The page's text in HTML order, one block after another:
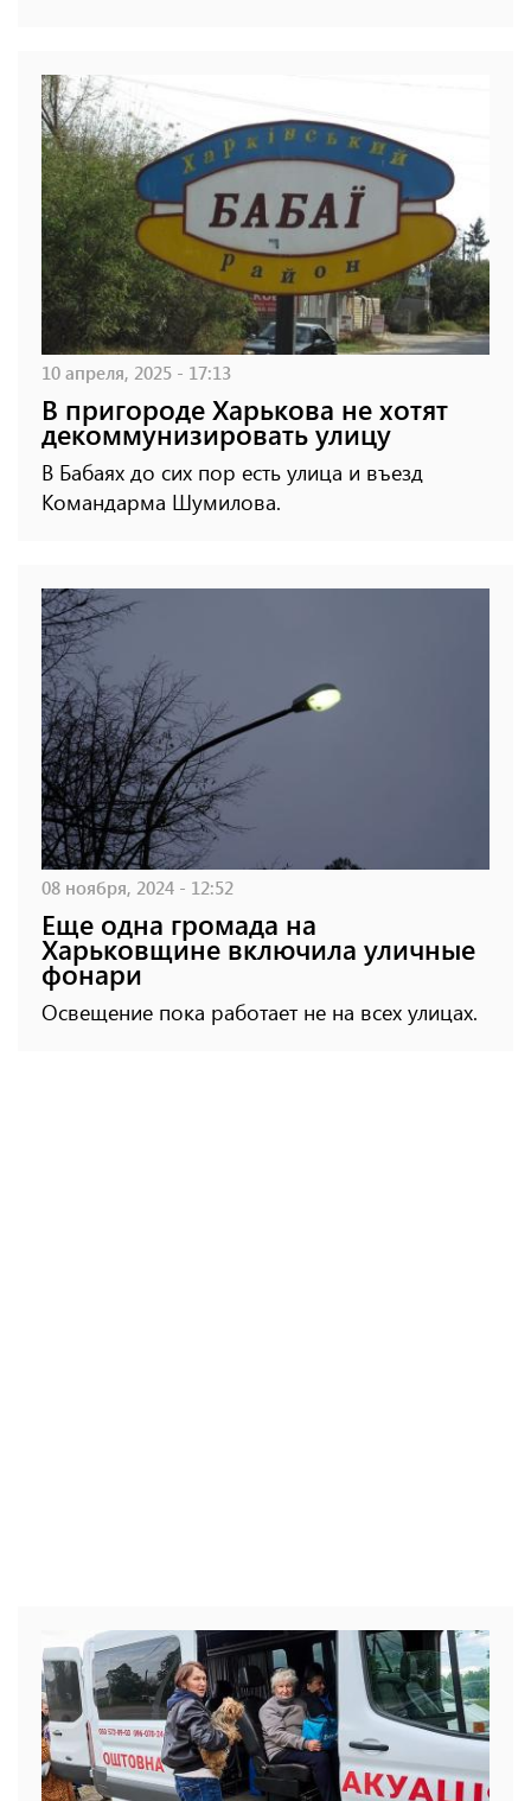
10 апреля, 2025 - 17:13
В пригороде Харькова не хотят
декоммунизировать улицу
В Бабаях до сих пор есть улица и въезд
Командарма Шумилова.
08 ноября, 2024 - 12:52
Еще одна громада на
Харьковщине включила уличные
фонари
Освещение пока работает не на всех улицах.